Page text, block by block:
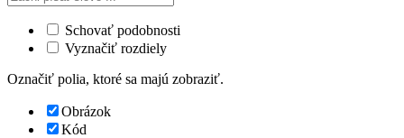
Schovať podobnosti
Vyznačiť rozdiely
Označiť polia, ktoré sa majú zobraziť.
Obrázok
Kód